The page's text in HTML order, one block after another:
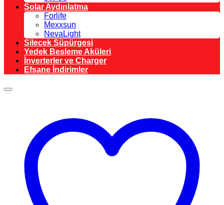
Solar Aydınlatma
Forlife
Mexxsun
NevaLight
Silecek Süpürgesi
Yedek Besleme Aküleri
İnverterler ve Charger
Efsane İndirimler